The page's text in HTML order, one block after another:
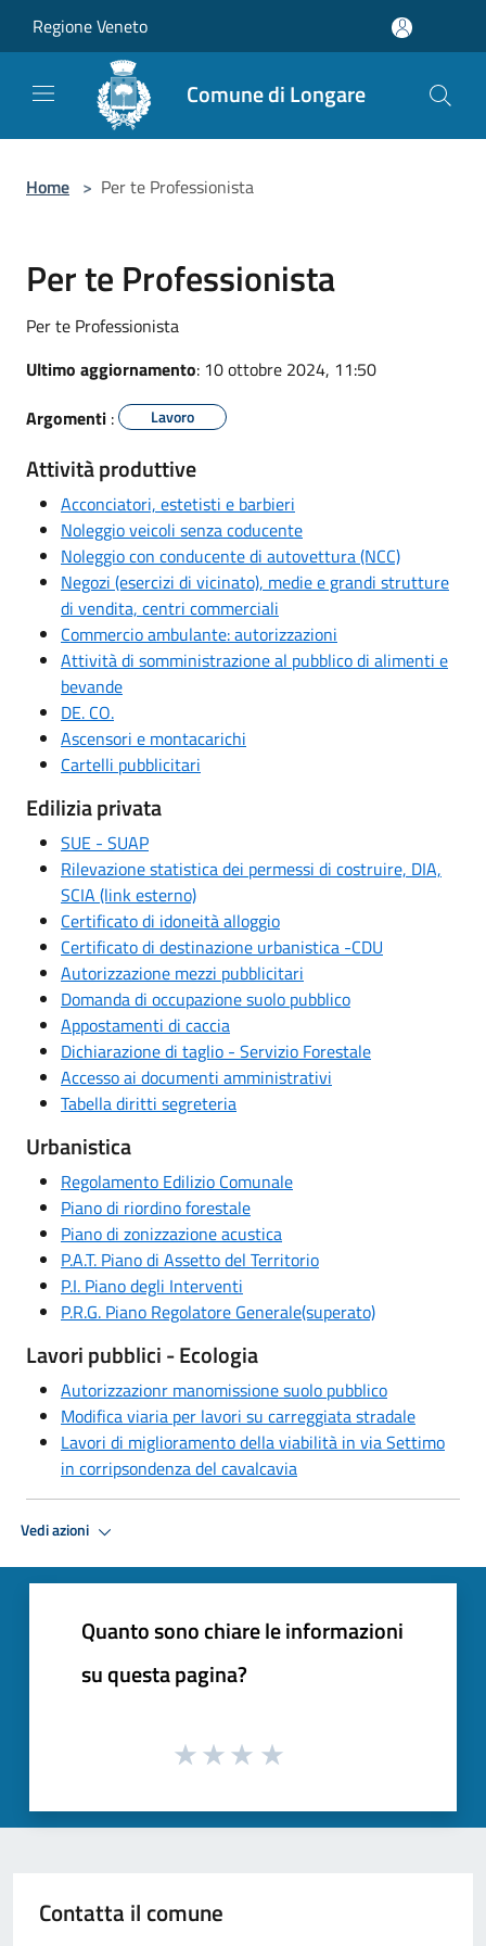
Regione Veneto
Comune di Longare
Home > Per te Professionista
Per te Professionista
Per te Professionista
Ultimo aggiornamento: 10 ottobre 2024, 11:50
Argomenti : Lavoro
Attività produttive
Acconciatori, estetisti e barbieri
Noleggio veicoli senza coducente
Noleggio con conducente di autovettura (NCC)
Negozi (esercizi di vicinato), medie e grandi strutture
di vendita, centri commerciali
Commercio ambulante: autorizzazioni
Attività di somministrazione al pubblico di alimenti e
bevande
DE. CO.
Ascensori e montacarichi
Cartelli pubblicitari
Edilizia privata
SUE - SUAP
Rilevazione statistica dei permessi di costruire, DIA,
SCIA (link esterno)
Certificato di idoneità alloggio
Certificato di destinazione urbanistica -CDU
Autorizzazione mezzi pubblicitari
Domanda di occupazione suolo pubblico
Appostamenti di caccia
Dichiarazione di taglio - Servizio Forestale
Accesso ai documenti amministrativi
Tabella diritti segreteria
Urbanistica
Regolamento Edilizio Comunale
Piano di riordino forestale
Piano di zonizzazione acustica
P.A.T. Piano di Assetto del Territorio
P.I. Piano degli Interventi
P.R.G. Piano Regolatore Generale(superato)
Lavori pubblici - Ecologia
Autorizzazionr manomissione suolo pubblico
Modifica viaria per lavori su carreggiata stradale
Lavori di miglioramento della viabilità in via Settimo
in corripsondenza del cavalcavia
Vedi azioni
Quanto sono chiare le informazioni
su questa pagina?
Contatta il comune